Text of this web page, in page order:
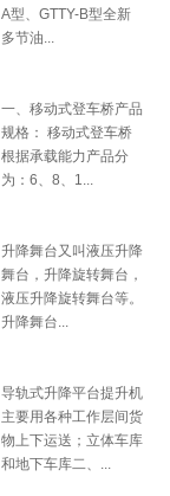
A型、GTTY-B型全新
多节油...
一、移动式登车桥产品
规格： 移动式登车桥
根据承载能力产品分
为：6、8、1...
升降舞台又叫液压升降
舞台，升降旋转舞台，
液压升降旋转舞台等。
升降舞台...
导轨式升降平台提升机
主要用各种工作层间货
物上下运送；立体车库
和地下车库二、...